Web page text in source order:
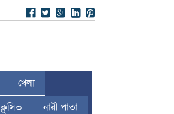
খেলা
নারী পাতা